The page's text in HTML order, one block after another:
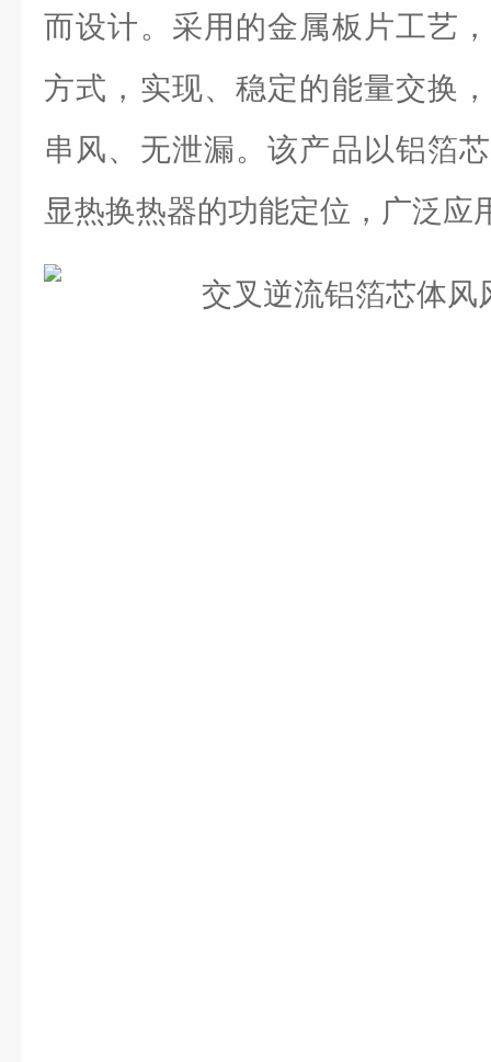
而设计。采用的金属板片工艺
方式，实现、稳定的能量交换
串风、无泄漏。该产品以铝箔
显热换热器的功能定位，广泛应